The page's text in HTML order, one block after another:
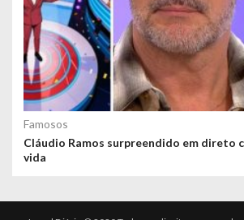
Famosos
Cláudio Ramos surpreendido em direto
vida